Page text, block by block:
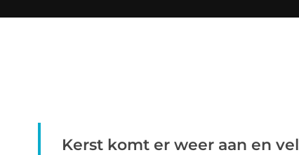
Kerst komt er weer aan en